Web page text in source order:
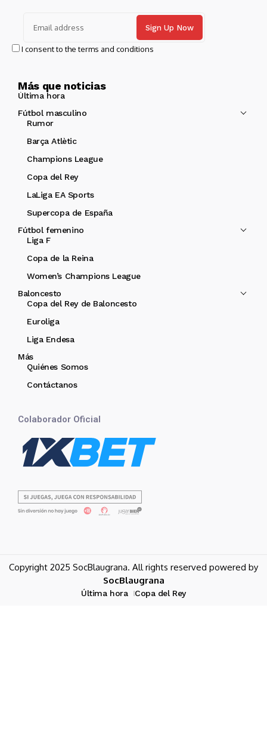
I consent to the terms and conditions
Más que noticias
Última hora
Fútbol masculino
Rumor
Barça Atlètic
Champions League
Copa del Rey
LaLiga EA Sports
Supercopa de España
Fútbol femenino
Liga F
Copa de la Reina
Women’s Champions League
Baloncesto
Copa del Rey de Baloncesto
Euroliga
Liga Endesa
Más
Quiénes Somos
Contáctanos
Colaborador Oficial
Copyright 2025 SocBlaugrana. All rights reserved powered by
SocBlaugrana
Última hora Copa del Rey